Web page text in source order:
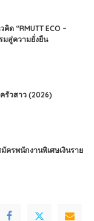
ด “RMUTT ECO –
มสู่ความยั่งยืน
รัวสาว (2026)
รพนักงานพิเศษเงินราย